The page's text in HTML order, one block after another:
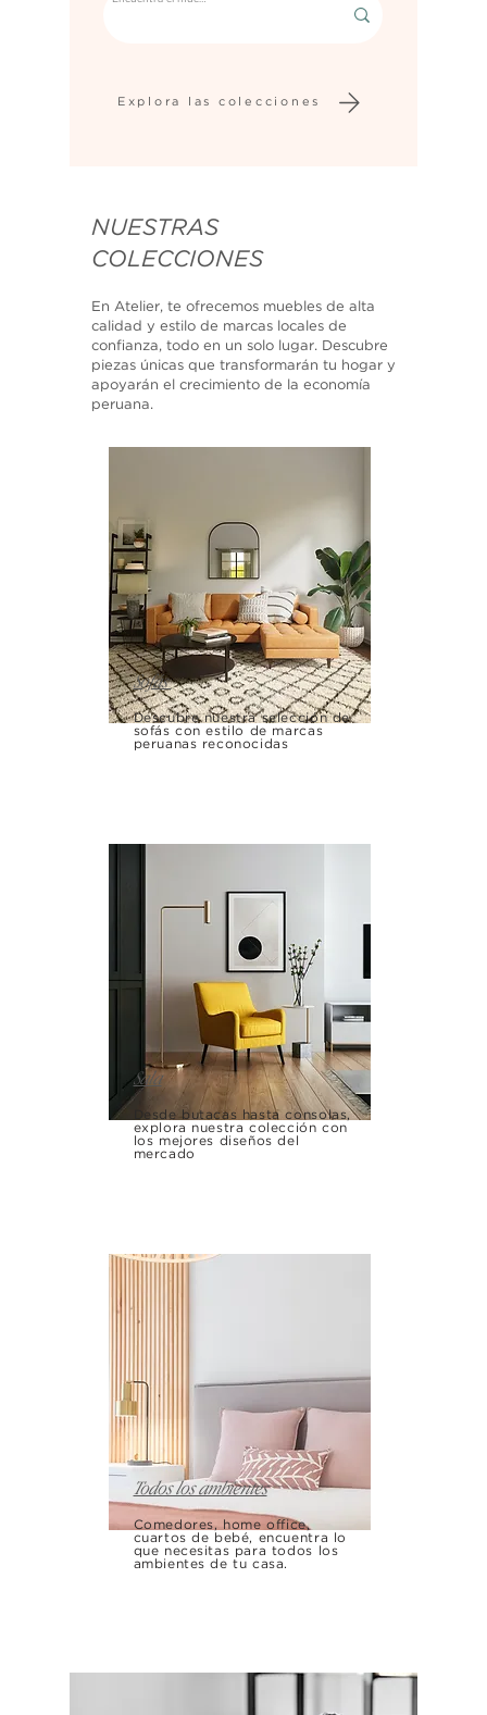
Explora las colecciones
NUESTRAS
COLECCIONES
En Atelier, te ofrecemos muebles de alta
calidad y estilo de marcas locales de
confianza, todo en un solo lugar. Descubre
piezas únicas que transformarán tu hogar y
apoyarán el crecimiento de la economía
peruana.
Sofás
Descubre nuestra selección de
sofás con estilo de marcas
peruanas reconocidas
Sala
Desde butacas hasta consolas,
explora nuestra colección con
los mejores diseños del
mercado
Todos los ambientes
Comedores, home office,
cuartos de bebé, encuentra lo
que necesitas para todos los
ambientes de tu casa.